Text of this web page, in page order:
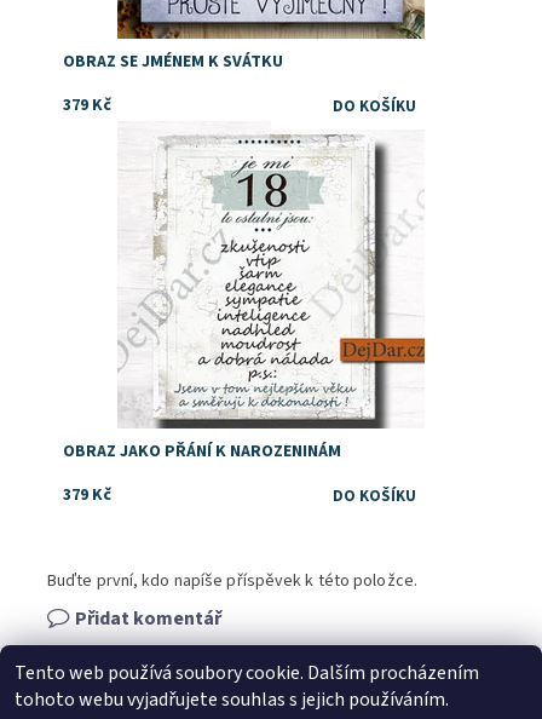
OBRAZ SE JMÉNEM K SVÁTKU
379 Kč
Skladem
DejDar
OBRAZ JAKO PŘÁNÍ K NAROZENINÁM
379 Kč
Buďte první, kdo napíše příspěvek k této položce.
Přidat komentář
Tento web používá soubory cookie. Dalším procházením
tohoto webu vyjadřujete souhlas s jejich používáním.